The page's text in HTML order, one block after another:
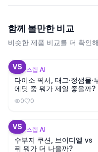
함께 볼만한 비교
비슷한 제품 비교를 더 확인
VS
뷰틱스랩 AI
다이소 픽서, 태그·정샘물·
에딧 중 뭐가 제일 좋을까?
0 0
VS
뷰틱스랩 AI
수부지 쿠션, 브이디엘 vs
퓌 뭐가 더 나을까?